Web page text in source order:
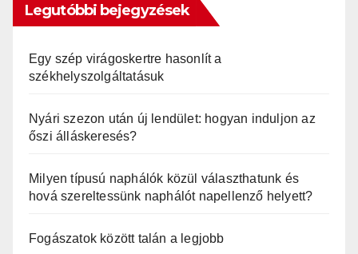
Legutóbbi bejegyzések
Egy szép virágoskertre hasonlít a
székhelyszolgáltatásuk
Nyári szezon után új lendület: hogyan induljon az
őszi álláskeresés?
Milyen típusú naphálók közül választhatunk és
hová szereltessünk naphálót napellenző helyett?
Fogászatok között talán a legjobb